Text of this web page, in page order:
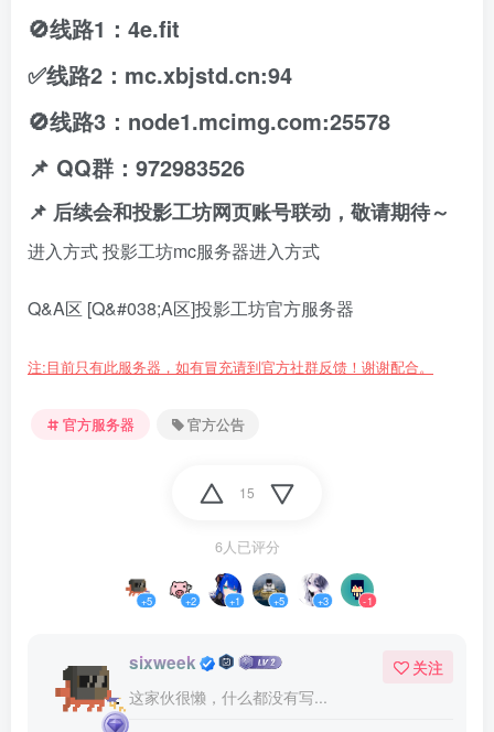
🚫线路1：4e.fit
✅️线路2：mc.xbjstd.cn:94
🚫线路3：node1.mcimg.com:25578
📌 QQ群：972983526
📌 后续会和投影工坊网页账号联动，敬请期待～
进入方式投影工坊mc服务器进入方式
Q&A区 [Q&#038;A区]投影工坊官方服务器
注:目前只有此服务器，如有冒充请到官方社群反馈！谢谢配合。
官方服务器 官方公告
15
6人已评分
+5 +2 +1 +5 +3 -1
sixweek
这家伙很懒，什么都没有写...
关注